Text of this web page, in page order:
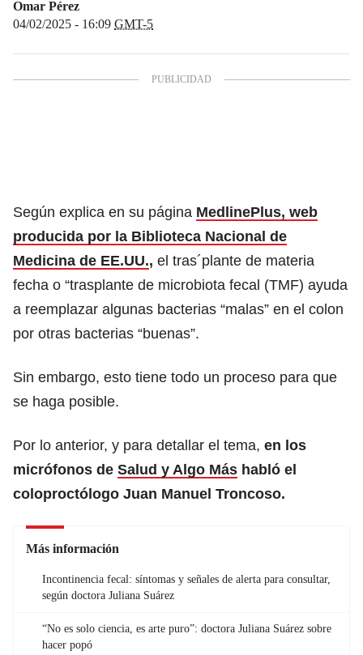
Omar Pérez
04/02/2025 - 16:09 GMT-5
Según explica en su página MedlinePlus, web
producida por la Biblioteca Nacional de
Medicina de EE.UU., el tras´plante de materia
fecha o “trasplante de microbiota fecal (TMF) ayuda
a reemplazar algunas bacterias “malas” en el colon
por otras bacterias “buenas”.
Sin embargo, esto tiene todo un proceso para que
se haga posible.
Por lo anterior, y para detallar el tema, en los
micrófonos de Salud y Algo Más habló el
coloproctólogo Juan Manuel Troncoso.
Más información
Incontinencia fecal: síntomas y señales de alerta para consultar,
según doctora Juliana Suárez
“No es solo ciencia, es arte puro”: doctora Juliana Suárez sobre
hacer popó